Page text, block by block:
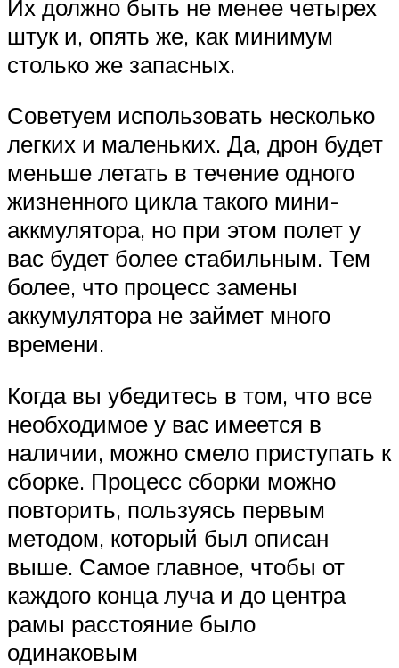
Их должно быть не менее четырех
штук и, опять же, как минимум
столько же запасных.
Советуем использовать несколько
легких и маленьких. Да, дрон будет
меньше летать в течение одного
жизненного цикла такого мини-
аккмулятора, но при этом полет у
вас будет более стабильным. Тем
более, что процесс замены
аккумулятора не займет много
времени.
Когда вы убедитесь в том, что все
необходимое у вас имеется в
наличии, можно смело приступать к
сборке. Процесс сборки можно
повторить, пользуясь первым
методом, который был описан
выше. Самое главное, чтобы от
каждого конца луча и до центра
рамы расстояние было
одинаковым